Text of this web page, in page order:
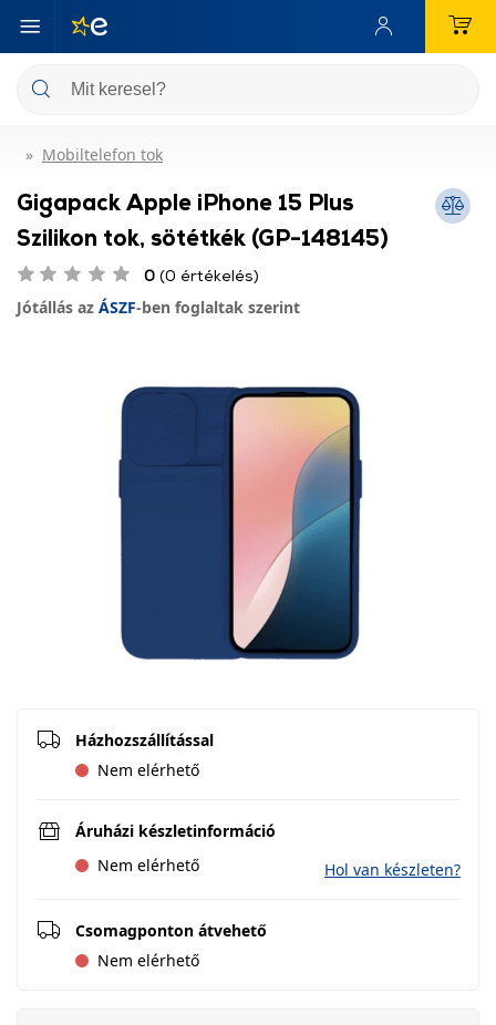
Mobiltelefon tok
Gigapack Apple iPhone 15 Plus
Szilikon tok, sötétkék (GP-148145)
0 (0 értékelés)
Jótállás az ÁSZF-ben foglaltak szerint
Házhozszállítással
Nem elérhető
Áruházi készletinformáció
Nem elérhető
Hol van készleten?
Csomagponton átvehető
Nem elérhető